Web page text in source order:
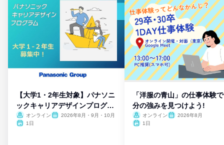
【大学1・2年生対象】パナソニ
ックキャリアデザインプログラ
ム
オンライン
2026年8月・9月・10月
1日
「洋服の青山」の仕事体験
分の強みを見つけよう!
オンライン
2026年8月
1日